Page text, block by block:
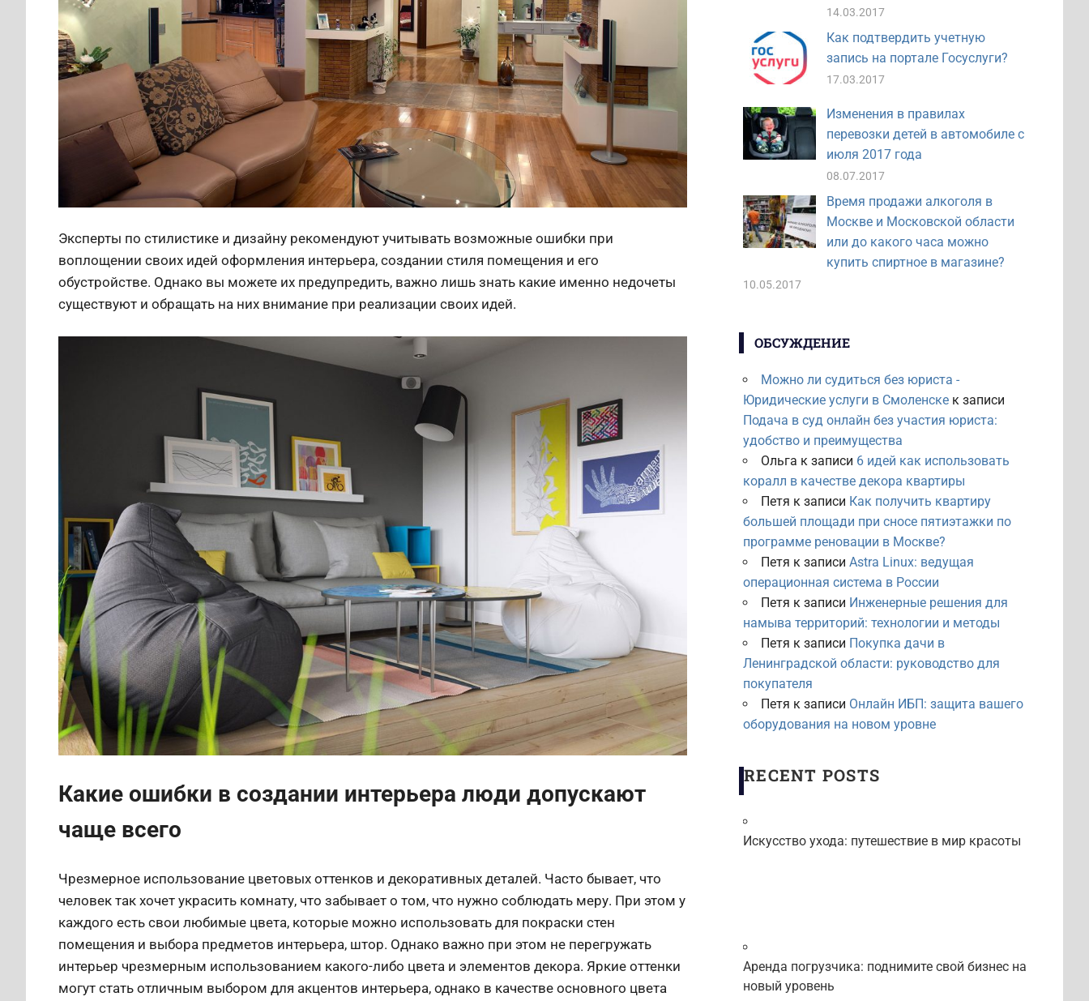
Эксперты по стилистике и дизайну рекомендуют учитывать возможные ошибки при
воплощении своих идей оформления интерьера, создании стиля помещения и его
обустройстве. Однако вы можете их предупредить, важно лишь знать какие именно недочеты
существуют и обращать на них внимание при реализации своих идей.
Какие ошибки в создании интерьера люди допускают
чаще всего
Чрезмерное использование цветовых оттенков и декоративных деталей. Часто бывает, что
человек так хочет украсить комнату, что забывает о том, что нужно соблюдать меру. При этом у
каждого есть свои любимые цвета, которые можно использовать для покраски стен
помещения и выбора предметов интерьера, штор. Однако важно при этом не перегружать
интерьер чрезмерным использованием какого-либо цвета и элементов декора. Яркие оттенки
могут стать отличным выбором для акцентов интерьера, однако в качестве основного цвета
14.03.2017
Как подтвердить учетную
запись на портале Госуслуги?
17.03.2017
Изменения в правилах
перевозки детей в автомобиле с
июля 2017 года
08.07.2017
Время продажи алкоголя в
Москве и Московской области
или до какого часа можно
купить спиртное в магазине?
10.05.2017
ОБСУЖДЕНИЕ
Можно ли судиться без юриста -
Юридические услуги в Смоленскек записи
Подача в суд онлайн без участия юриста:
удобство и преимущества
Ольга к записи 6 идей как использовать
коралл в качестве декора квартиры
Петя к записи Как получить квартиру
большей площади при сносе пятиэтажки по
программе реновации в Москве?
Петя к записи Astra Linux: ведущая
операционная система в России
Петя к записи Инженерные решения для
намыва территорий: технологии и методы
Петя к записи Покупка дачи в
Ленинградской области: руководство для
покупателя
Петя к записи Онлайн ИБП: защита вашего
оборудования на новом уровне
RECENT POSTS
Искусство ухода: путешествие в мир красоты
Аренда погрузчика: поднимите свой бизнес на
новый уровень